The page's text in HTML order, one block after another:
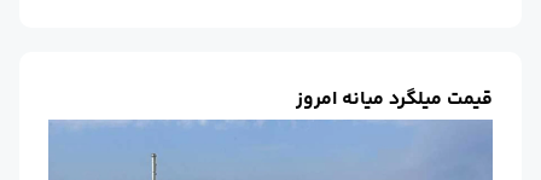
قیمت میلگرد میانه امروز